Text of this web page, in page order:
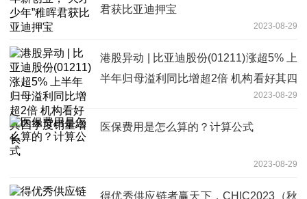
君获比亚迪押宝
2023-08-29
港股异动 | 比亚迪股份(01211)涨超5% 上
半年归母溢利同比增超2倍 机构看好其四
2023-08-29
医保费用是怎么算的？计算公式
2023-08-29
得优秀供应链者赢天下，CHIC2023（秋